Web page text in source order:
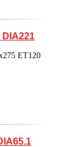
DIA221
ET120